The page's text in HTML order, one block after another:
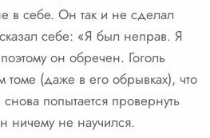
в себе. Он так и не сделал
себе: «Я был неправ. Я
он обречен. Гоголь
томе (даже в его обрывках), что
попытается провернуть
ничему не научился.